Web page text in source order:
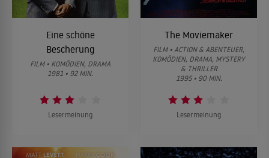
Eine schöne
Bescherung
FILM • KOMÖDIEN, DRAMA
1981 • 92 MIN.
Lesermeinung
The Moviemaker
FILM • ACTION & ABENTEUER,
KOMÖDIEN, DRAMA, MYSTERY
& THRILLER
1995 • 90 MIN.
Lesermeinung